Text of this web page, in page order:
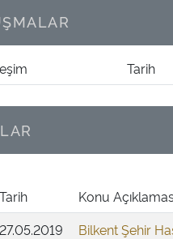
Tarih
Tarih
Konu
27.05.2019
Bilkent Şehir